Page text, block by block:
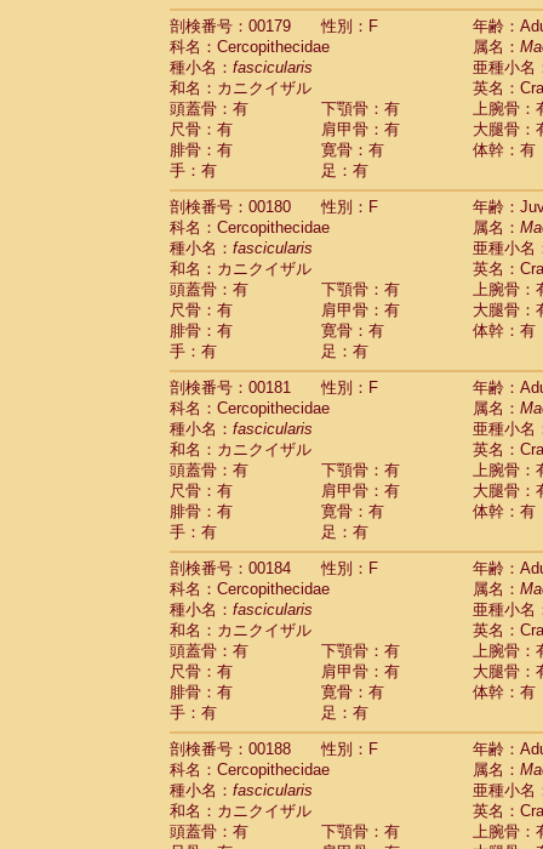
剖検番号：00179
性別：F
年齢：
科名：Cercopithecidae
属名：
種小名： fascicularis
亜種小名
和名：カニクイザル
英名：
頭蓋骨：有
下顎骨：有
上腕骨：
尺骨：有
肩甲骨：有
大腿骨：
腓骨：有
寛骨：有
体幹：有
手：有
足：有
剖検番号：00180
性別：F
年齢：
科名：Cercopithecidae
属名：
種小名： fascicularis
亜種小名
和名：カニクイザル
英名：
頭蓋骨：有
下顎骨：有
上腕骨：
尺骨：有
肩甲骨：有
大腿骨：
腓骨：有
寛骨：有
体幹：有
手：有
足：有
剖検番号：00181
性別：F
年齢：
科名：Cercopithecidae
属名：
種小名： fascicularis
亜種小名
和名：カニクイザル
英名：
頭蓋骨：有
下顎骨：有
上腕骨：
尺骨：有
肩甲骨：有
大腿骨：
腓骨：有
寛骨：有
体幹：有
手：有
足：有
剖検番号：00184
性別：F
年齢：
科名：Cercopithecidae
属名：
種小名： fascicularis
亜種小名
和名：カニクイザル
英名：
頭蓋骨：有
下顎骨：有
上腕骨：
尺骨：有
肩甲骨：有
大腿骨：
腓骨：有
寛骨：有
体幹：有
手：有
足：有
剖検番号：00188
性別：F
年齢：
科名：Cercopithecidae
属名：
種小名： fascicularis
亜種小名
和名：カニクイザル
英名：
頭蓋骨：有
下顎骨：有
上腕骨：